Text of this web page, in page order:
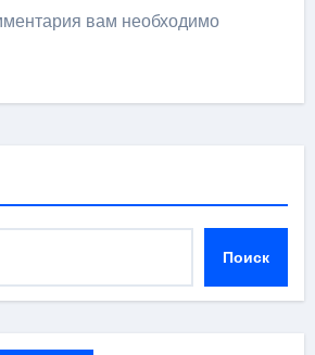
вам необходимо
Поиск